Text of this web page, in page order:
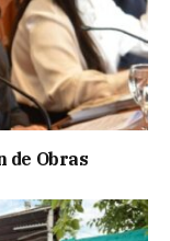
de Obras